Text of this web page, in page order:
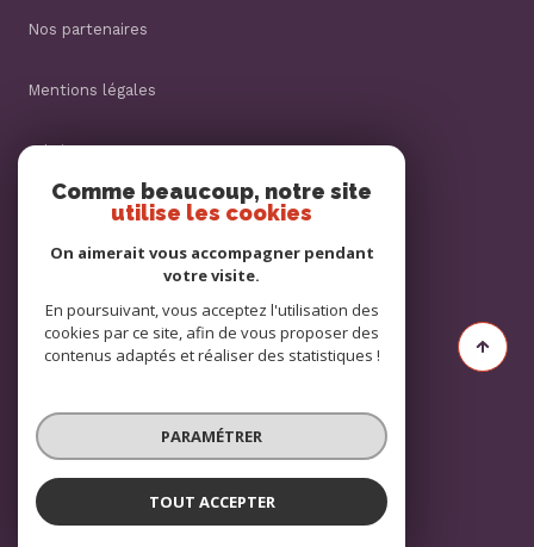
nos partenaires
mentions légales
admin
nos honoraires
cookies
© 2026 | Tous droits réservés
Réalisé par
Comme beaucoup, notre site
utilise les cookies
On aimerait vous accompagner pendant
votre visite.
En poursuivant, vous acceptez l'utilisation des
cookies par ce site, afin de vous proposer des
contenus adaptés et réaliser des statistiques !
PARAMÉTRER
TOUT ACCEPTER